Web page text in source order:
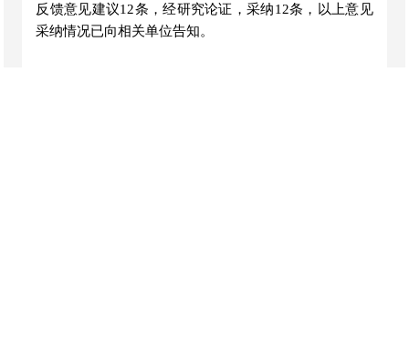
反馈意见建议12条，经研究论证，采纳12条，以上意见
采纳情况已向相关单位告知。